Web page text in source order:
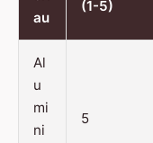
au
(1-5)
Al
u
mi
ni
5